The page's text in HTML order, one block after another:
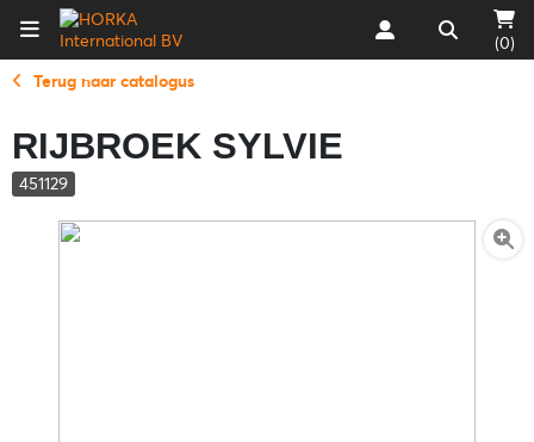
(0)
Terug naar catalogus
RIJBROEK SYLVIE
451129